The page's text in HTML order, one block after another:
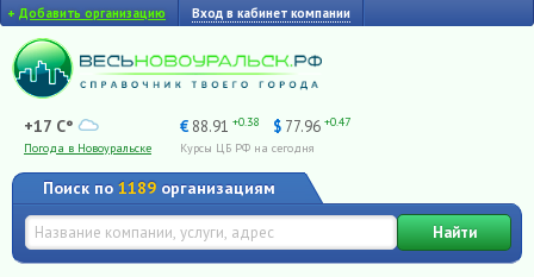
+ Добавить организацию Вход в кабинет компании
+17 C°
Погода в Новоуральске
€ 88.91 +0.38 $ 77.96 +0.47
Курсы ЦБ РФ на сегодня
Поиск по 1189 организациям
Найти